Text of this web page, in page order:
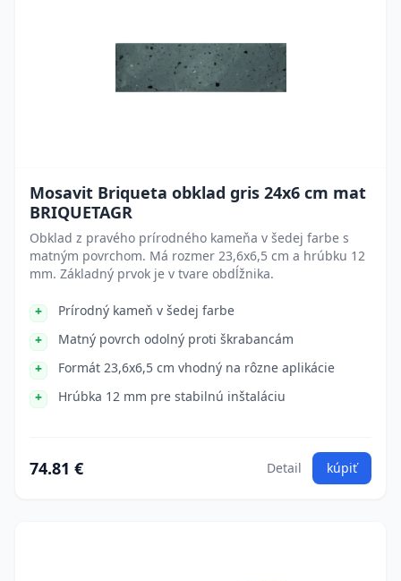
Mosavit Briqueta obklad gris 24x6 cm mat
BRIQUETAGR
Obklad z pravého prírodného kameňa v šedej farbe s
matným povrchom. Má rozmer 23,6x6,5 cm a hrúbku 12
mm. Základný prvok je v tvare obdĺžnika.
Prírodný kameň v šedej farbe
Matný povrch odolný proti škrabancám
Formát 23,6x6,5 cm vhodný na rôzne aplikácie
Hrúbka 12 mm pre stabilnú inštaláciu
74.81 € Detail kúpiť